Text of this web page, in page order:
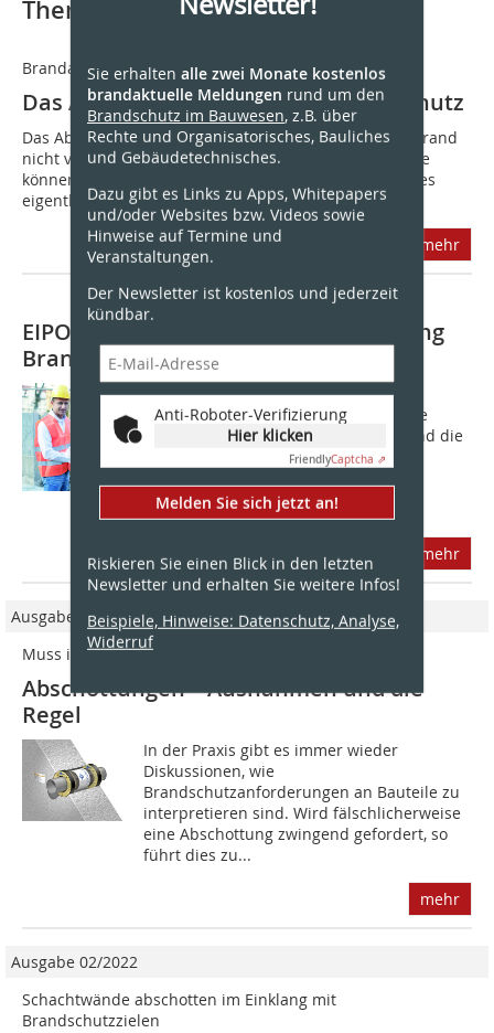
Sie erhalten alle zwei Monate kostenlos
brandaktuelle Meldungen rund um den
Brandschutz im Bauwesen, z.B. über
Rechte und Organisatorisches, Bauliches
und Gebäudetechnisches.
Dazu gibt es Links zu Apps, Whitepapers
und/oder Websites bzw. Videos sowie
Hinweise auf Termine und
Veranstaltungen.
Der Newsletter ist kostenlos und jederzeit
kündbar.
Anti-Roboter-Verifizierung
Hier klicken
FriendlyCaptcha ⇗
Melden Sie sich jetzt an!
Riskieren Sie einen Blick in den letzten
Newsletter und erhalten Sie weitere Infos!
Beispiele, Hinweise: Datenschutz, Analyse,
Widerruf
Thematisch passende Artikel:
Brandausbreitung verhindern
Das Abschottungsprinzip im Brandschutz
Das Abschottungsprinzip soll dafür sorgen, dass ein Brand
nicht von einem Bereich auf andere übergreift. Brände
können nicht immer wirksam verhindert werden, wie es
eigentlich das primäre...
mehr
EIPOS-Fachfortbildung „Fachbauleitung
Brandschutz“
Bei der Genehmigung von
Brandschutzkonzepten wird durch die
überwachenden Behörden zunehmend die
Benennung eines Fachbauleiter
Brandschutz gefordert. Oft liegt eine
Sicherstellung dieser...
mehr
Ausgabe 01/2020
Muss im Brandschutz immer abgeschottet werden?
Abschottungen – Ausnahmen und die
Regel
In der Praxis gibt es immer wieder
Diskussionen, wie
Brandschutzanforderungen an Bauteile zu
interpretieren sind. Wird fälschlicherweise
eine Abschottung zwingend gefordert, so
führt dies zu...
mehr
Ausgabe 02/2022
Schachtwände abschotten im Einklang mit
Brandschutzzielen